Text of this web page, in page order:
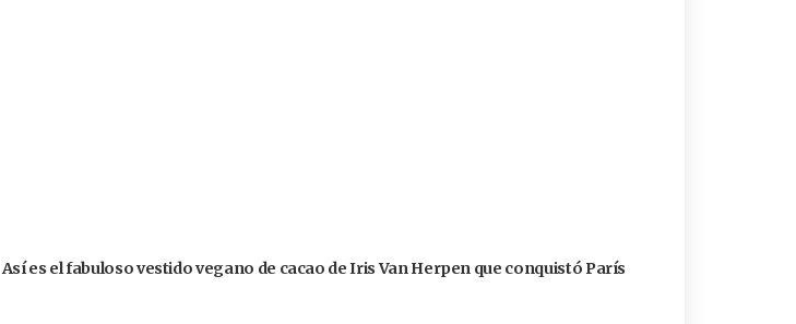
Así es el fabuloso vestido vegano de cacao de Iris Van Herpen que conquistó París